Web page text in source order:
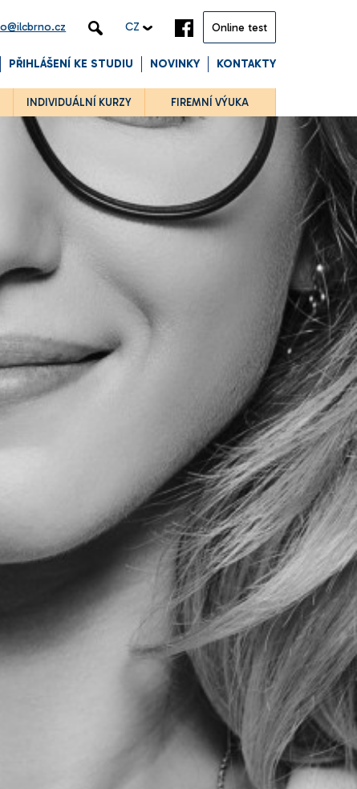
CZ Online test
PŘIHLÁŠENÍ KE STUDIU NOVINKY KONTAKTY
INDIVIDUÁLNÍ KURZY FIREMNÍ VÝUKA